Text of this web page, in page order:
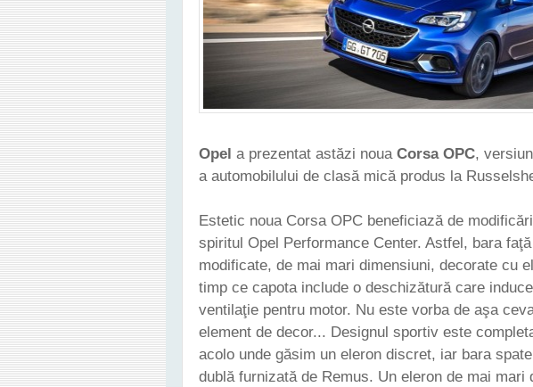
Opel a prezentat astăzi noua Corsa OPC,
a automobilului de clasă mică produs la
Estetic noua Corsa OPC beneficiază de
spiritul Opel Performance Center. Astfel, bara
modificate, de mai mari dimensiuni, decorate cu
timp ce capota include o deschizătură care
ventilaţie pentru motor. Nu este vorba de aşa
element de decor... Designul sportiv este
acolo unde găsim un eleron discret, iar bara
dublă furnizată de Remus. Un eleron de mai mari